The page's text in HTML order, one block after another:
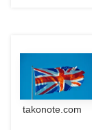
takonote.com